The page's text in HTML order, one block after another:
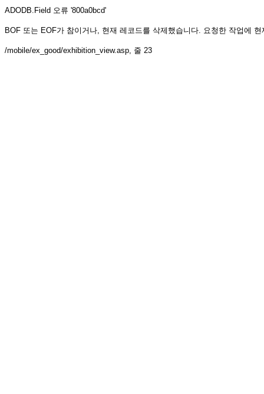
ADODB.Field 오류 '800a0bcd'
BOF 또는 EOF가 참이거나, 현재 레코드를 삭제했습니다. 요청한 작업에
/mobile/ex_good/exhibition_view.asp, 줄 23